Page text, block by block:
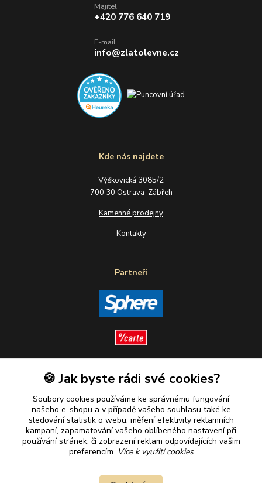
Kde nás najdete
Výškovická 3085/2
700 30 Ostrava-Zábřeh
Kamenné prodejny
Kontakty
Partneři
Sledujte nás
Plaťte u nás bezpečně
Majitel
+420 776 640 719
E-mail
info@zlatolevne.cz
🍪 Jak byste rádi své cookies?
Soubory cookies používáme ke správnému fungování
našeho e-shopu a v případě vašeho souhlasu také ke
sledování statistik o webu, měření efektivity reklamních
kampaní, zapamatování vašeho oblíbeného nastavení při
používání stránek, či zobrazení reklam odpovídajících vašim
preferencím. Více k využití cookies